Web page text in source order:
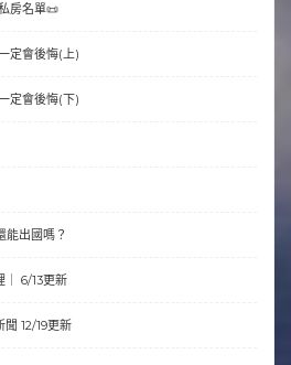
房名單📜
定會後悔(上)
定會後悔(下)
能出國嗎？
｜ 6/13更新
12/19更新